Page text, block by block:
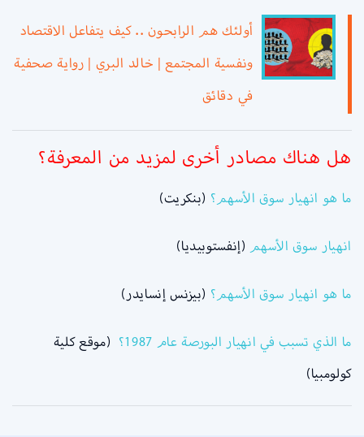
أولئك هم الرابحون .. كيف يتفاعل الاقتصاد
ونفسية المجتمع | خالد البري | رواية صحفية
في دقائق
هل هناك مصادر أخرى لمزيد من المعرفة؟
ما هو انهيار سوق الأسهم؟ (بنكريت)
انهيار سوق الأسهم (إنفستوبيديا)
ما هو انهيار سوق الأسهم؟ (بيزنس إنسايدر)
ما الذي تسبب في انهيار البورصة عام 1987؟
(موقع كلية
كولومبيا)